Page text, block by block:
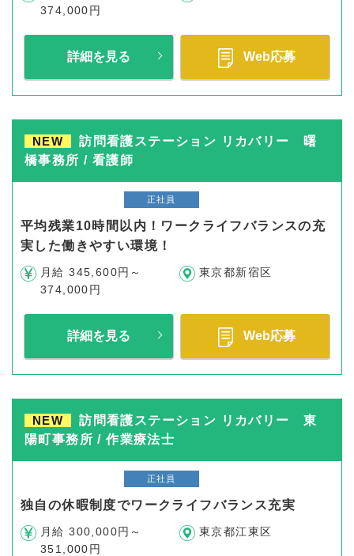
374,000円
詳細を見る Web応募
NEW
訪問看護ステーション リカバリー 曙
橋事務所 / 看護師
正社員
平均残業10時間以内！ワークライフバランスの充
実した働きやすい環境！
月給 345,600円～
374,000円
東京都新宿区
詳細を見る Web応募
NEW
訪問看護ステーション リカバリー 東
陽町事務所 / 作業療法士
正社員
独自の休暇制度でワークライフバランス充実
月給 300,000円～
351,000円
東京都江東区